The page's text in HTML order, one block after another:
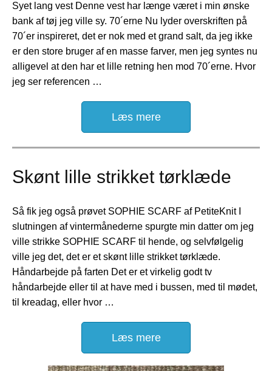
Syet lang vest Denne vest har længe været i min ønske
bank af tøj jeg ville sy. 70´erne Nu lyder overskriften på
70´er inspireret, det er nok med et grand salt, da jeg ikke
er den store bruger af en masse farver, men jeg syntes nu
alligevel at den har et lille retning hen mod 70´erne. Hvor
jeg ser referencen …
Læs mere
Skønt lille strikket tørklæde
Så fik jeg også prøvet SOPHIE SCARF af PetiteKnit I
slutningen af vintermånederne spurgte min datter om jeg
ville strikke SOPHIE SCARF til hende, og selvfølgelig
ville jeg det, det er et skønt lille strikket tørklæde.
Håndarbejde på farten Det er et virkelig godt tv
håndarbejde eller til at have med i bussen, med til mødet,
til kreadag, eller hvor …
Læs mere